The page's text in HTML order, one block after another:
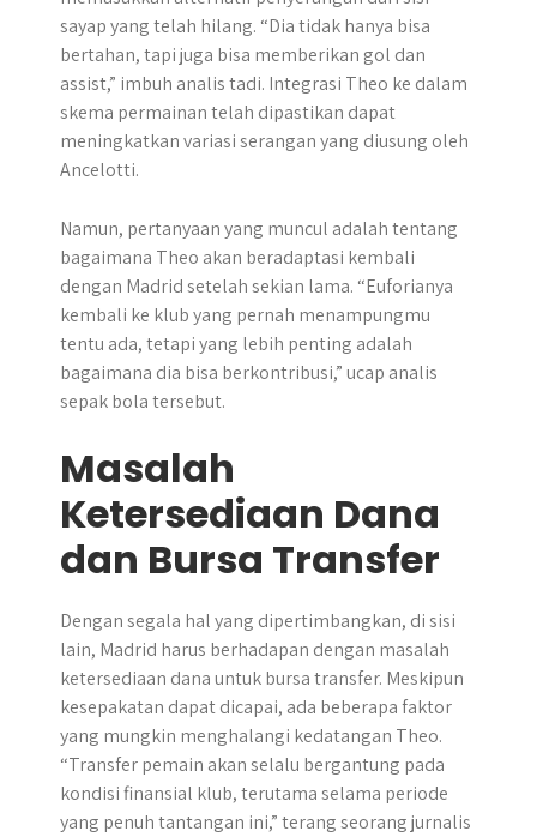
sayap yang telah hilang. “Dia tidak hanya bisa
bertahan, tapi juga bisa memberikan gol dan
assist,” imbuh analis tadi. Integrasi Theo ke dalam
skema permainan telah dipastikan dapat
meningkatkan variasi serangan yang diusung oleh
Ancelotti.
Namun, pertanyaan yang muncul adalah tentang
bagaimana Theo akan beradaptasi kembali
dengan Madrid setelah sekian lama. “Euforianya
kembali ke klub yang pernah menampungmu
tentu ada, tetapi yang lebih penting adalah
bagaimana dia bisa berkontribusi,” ucap analis
sepak bola tersebut.
Masalah
Ketersediaan Dana
dan Bursa Transfer
Dengan segala hal yang dipertimbangkan, di sisi
lain, Madrid harus berhadapan dengan masalah
ketersediaan dana untuk bursa transfer. Meskipun
kesepakatan dapat dicapai, ada beberapa faktor
yang mungkin menghalangi kedatangan Theo.
“Transfer pemain akan selalu bergantung pada
kondisi finansial klub, terutama selama periode
yang penuh tantangan ini,” terang seorang jurnalis